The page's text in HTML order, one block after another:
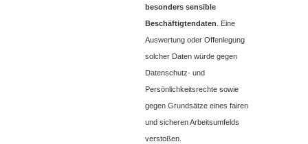
besonders sensible
Beschäftigtendaten . Eine
Auswertung oder Offenlegung
solcher Daten würde gegen
Datenschutz‑ und
Persönlichkeitsrechte sowie
gegen Grundsätze eines fairen
und sicheren Arbeitsumfelds
verstoßen.